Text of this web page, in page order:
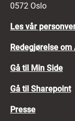
0572 Oslo
Les vår
Redegjørelse
Gå til Min Side
Gå til Sharepoint
Presse